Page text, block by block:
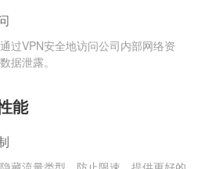
过VPN安全地访问公司内部网络资
据泄露。
能